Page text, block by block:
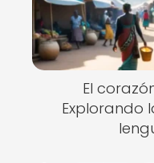
El
Explorando